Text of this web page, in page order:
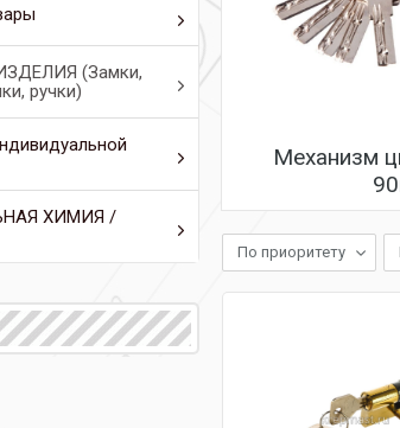
(Замки,
ручки)
ХИМИЯ /
Механизм
По приоритету